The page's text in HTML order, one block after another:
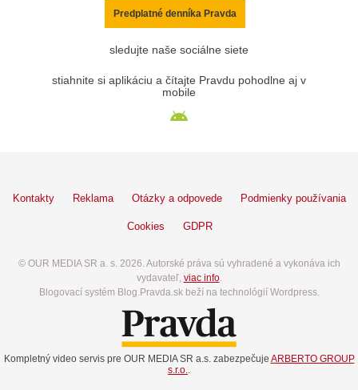
Predplatné denníka Pravda
sledujte naše sociálne siete
stiahnite si aplikáciu a čítajte Pravdu pohodlne aj v
mobile
Kontakty Reklama Otázky a odpovede Podmienky používania
Cookies GDPR
© OUR MEDIA SR a. s. 2026. Autorské práva sú vyhradené a vykonáva ich
vydavateľ, viac info.
Blogovací systém Blog.Pravda.sk beží na technológií Wordpress.
Kompletný video servis pre OUR MEDIA SR a.s. zabezpečuje ARBERTO GROUP
s.r.o..